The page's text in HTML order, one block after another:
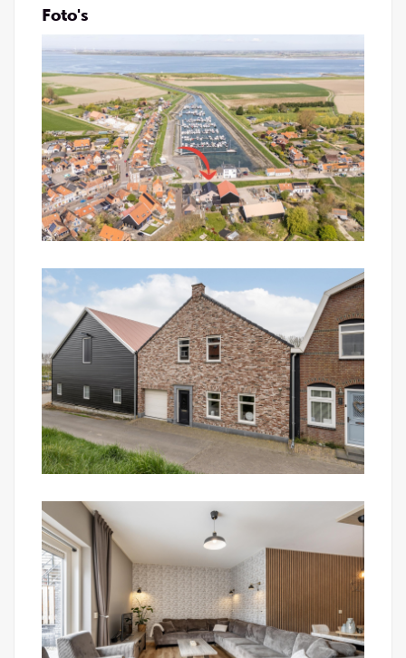
Garage/wasruimte:
De inpandige garage is voorzien van elektrische
sectionaaldeur en heeft eveneens een opstelling
van de wasmachine en droger, ook staat hier een
heerlijke sauna - ideaal voor wie comfort en
ontspanning belangrijk vindt. Daarnaast bevindt zich
hier de opstelplaats van de cv-ketel (Remeha
bouwjaar 2019), elektrische boiler (300 liter)
verwarmd door 3 zonnecollectoren, mechanische
ventilatie en unit vloerverwarming.
1e verdieping:
Middels de ruime overloop zijn de 4 slaapkamers,
2 badkamers en het separaat toilet te bereiken. Zo
heb je volop mogelijkheden voor een groot gezin,
werken aan huis of logees. Daarnaast is de
bergzolder te bereiken middels een vlizotrap.
4 slaapkamers:
Aan de voor- en achterzijde van de woning zijn de
ruime slaapkamers gelegen. Deze kamers zouden
desgewenst in meerdere slaapkamers gesplitst
kunnen worden. De slaapkamer aan de voorzijde is
voorzien van een walk-in closet. Alle slaapkamers
hebben vliesbehang op de wanden en laminaat op
de verdiepingsvloer.
Foto's